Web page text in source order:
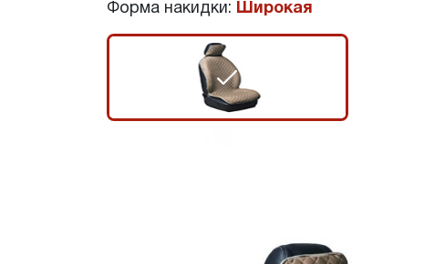
Форма накидки: Широкая
r